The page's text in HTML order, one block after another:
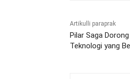
Artikulli paraprak
Pilar Saga
Teknologi yang